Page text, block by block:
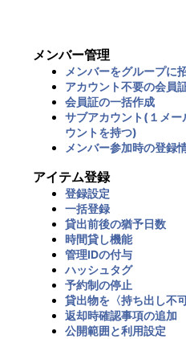
メンバー管理
メンバーをグループに
アカウント不要の会員
会員証の一括作成
サブアカウント(１メー
ウントを持つ)
メンバー参加時の登録
アイテム登録
登録設定
一括登録
貸出前後の猶予日数
時間貸し機能
管理IDの付与
ハッシュタグ
予約制の停止
貸出物を〈持ち出し不
返却時確認事項の追加
公開範囲と利用設定